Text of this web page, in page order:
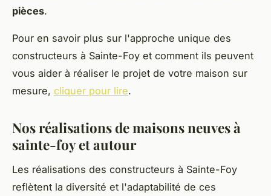
pièces.
Pour en savoir plus sur l'approche unique des
constructeurs à Sainte-Foy et comment ils peuvent
vous aider à réaliser le projet de votre maison sur
mesure, cliquer pour lire.
Nos réalisations de maisons neuves à
sainte-foy et autour
Les réalisations des constructeurs à Sainte-Foy
reflètent la diversité et l'adaptabilité de ces